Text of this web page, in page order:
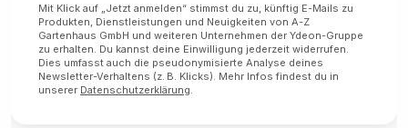
Mit Klick auf „Jetzt anmelden“ stimmst du zu, künftig E-Mails zu
Produkten, Dienstleistungen und Neuigkeiten von A-Z
Gartenhaus GmbH und weiteren Unternehmen der Ydeon-Gruppe
zu erhalten. Du kannst deine Einwilligung jederzeit widerrufen.
Dies umfasst auch die pseudonymisierte Analyse deines
Newsletter-Verhaltens (z. B. Klicks). Mehr Infos findest du in
unserer Datenschutzerklärung.